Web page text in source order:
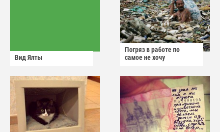
Вид Ялты
Погряз в работе по
самое не хочу